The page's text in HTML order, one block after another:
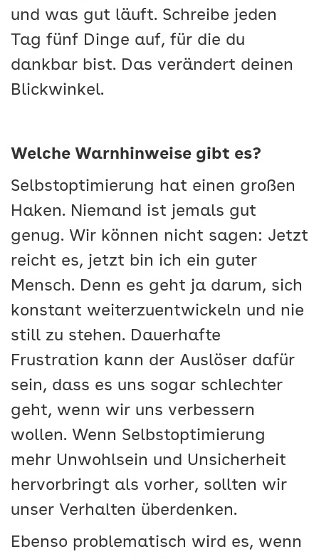
und was gut läuft. Schreibe jeden
Tag fünf Dinge auf, für die du
dankbar bist. Das verändert deinen
Blickwinkel.
Welche Warnhinweise gibt es?
Selbstoptimierung hat einen großen
Haken. Niemand ist jemals gut
genug. Wir können nicht sagen: Jetzt
reicht es, jetzt bin ich ein guter
Mensch. Denn es geht ja darum, sich
konstant weiterzuentwickeln und nie
still zu stehen. Dauerhafte
Frustration kann der Auslöser dafür
sein, dass es uns sogar schlechter
geht, wenn wir uns verbessern
wollen. Wenn Selbstoptimierung
mehr Unwohlsein und Unsicherheit
hervorbringt als vorher, sollten wir
unser Verhalten überdenken.
Ebenso problematisch wird es, wenn